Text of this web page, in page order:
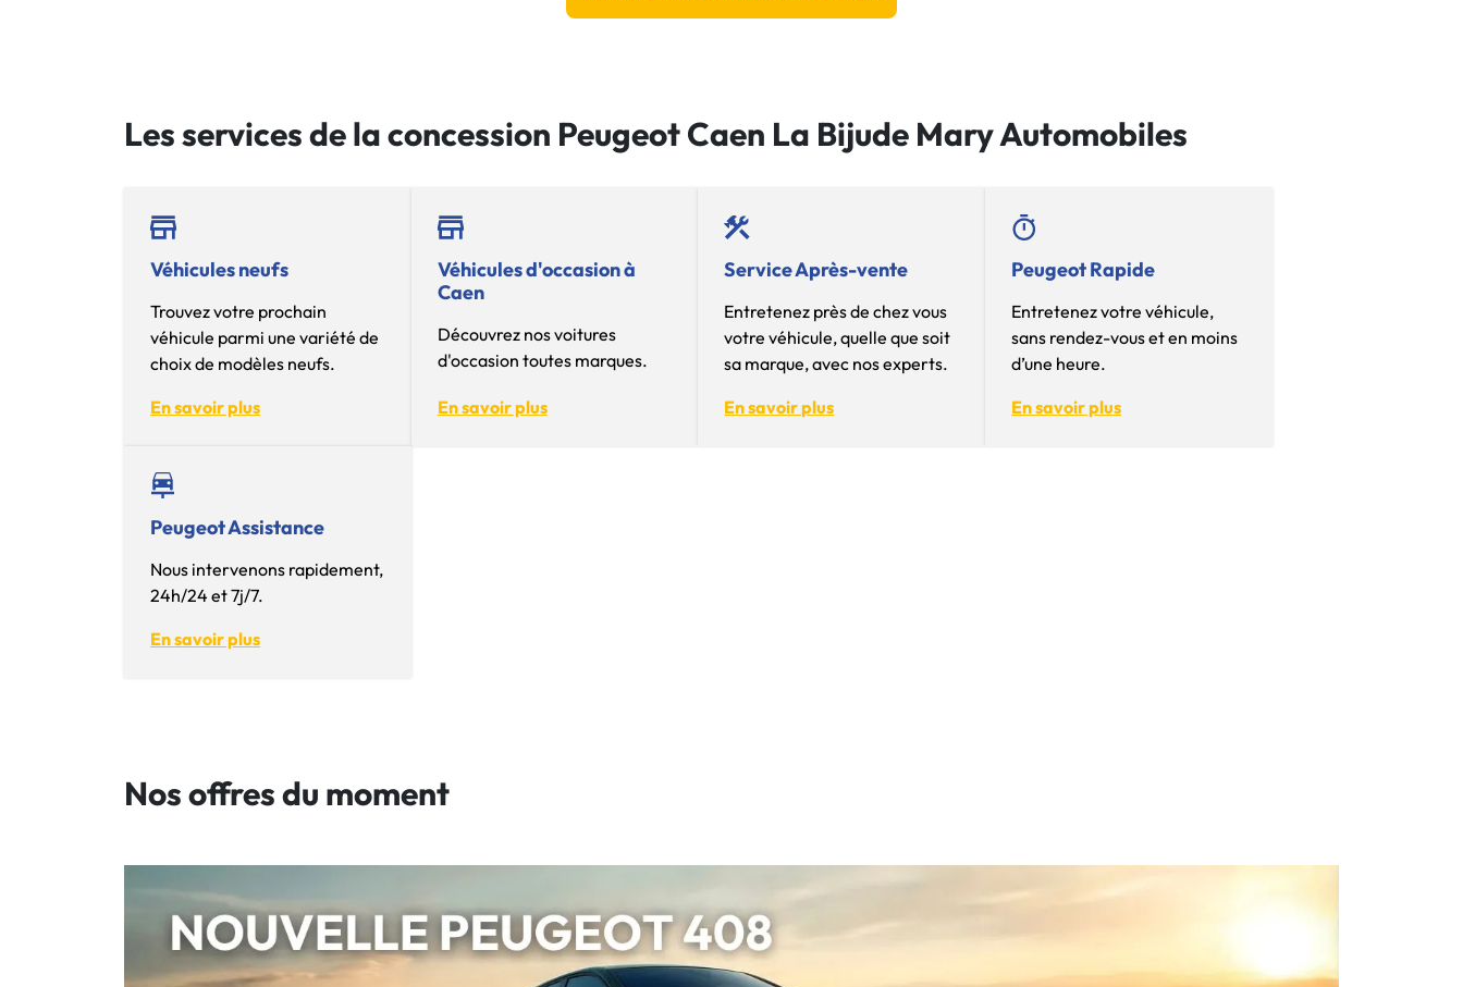
Les services de la concession Peugeot Caen La Bijude Mary Automobiles
Véhicules neufs
Trouvez votre prochain
véhicule parmi une variété de
choix de modèles neufs.
En savoir plus
Véhicules d'occasion à
Caen
Découvrez nos voitures
d'occasion toutes marques.
En savoir plus
Service Après-vente
Entretenez près de chez vous
votre véhicule, quelle que soit
sa marque, avec nos experts.
En savoir plus
Peugeot Rapide
Entretenez votre véhicule,
sans rendez-vous et en moins
d’une heure.
En savoir plus
Peugeot Assistance
Nous intervenons rapidement,
24h/24 et 7j/7.
En savoir plus
Nos offres du moment